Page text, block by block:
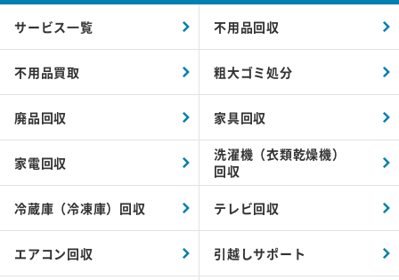
サービス一覧 不用品回収
不用品買取 粗大ゴミ処分
廃品回収 家具回収
家電回収
洗濯機（衣類乾燥機）
回収
冷蔵庫（冷凍庫）回収 テレビ回収
エアコン回収 引越しサポート